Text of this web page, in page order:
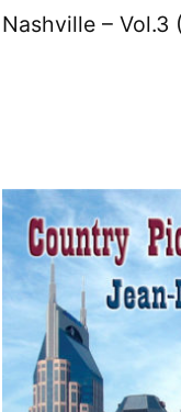
Nashville – Vol.3